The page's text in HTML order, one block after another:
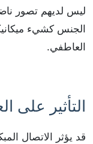
ليس لديهم تصور
الجنس كشيء
العاطفي.
التأثير على
قد يؤثر الاتصال